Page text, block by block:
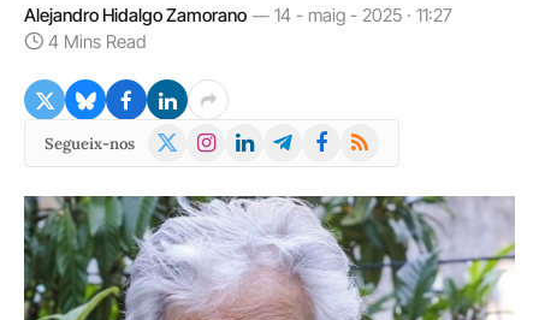
Alejandro Hidalgo Zamorano
14 - maig - 2025 · 11:27
4 Mins Read
Segueix-nos
X
Instagram
LinkedInTelegramFacebook
RSS